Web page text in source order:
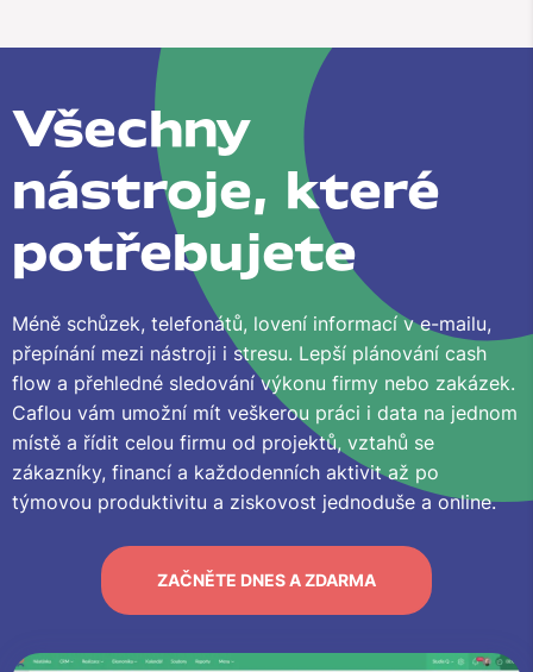
Všechny
nástroje, které
potřebujete
Méně schůzek, telefonátů, lovení informací v e-mailu,
přepínání mezi nástroji i stresu. Lepší plánování cash
flow a přehledné sledování výkonu firmy nebo zakázek.
Caflou vám umožní mít veškerou práci i data na jednom
místě a řídit celou firmu od projektů, vztahů se
zákazníky, financí a každodenních aktivit až po
týmovou produktivitu a ziskovost jednoduše a online.
ZAČNĚTE DNES A ZDARMA